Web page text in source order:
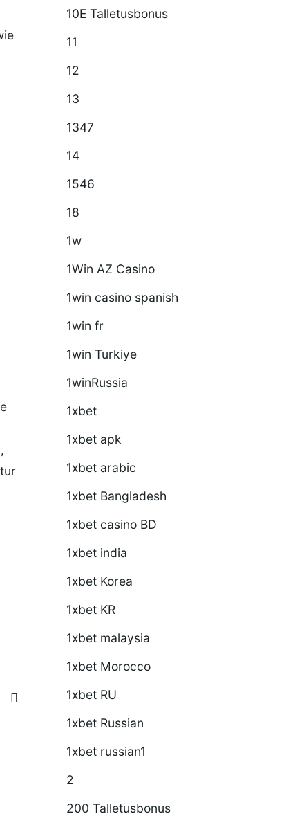
06
Aug
10E Talletusbonus
11
12
13
1347
14
1546
18
1w
1Win AZ Casino
1win casino spanish
1win fr
1win Turkiye
1winRussia
1xbet
1xbet apk
1xbet arabic
1xbet Bangladesh
1xbet casino BD
1xbet india
1xbet Korea
1xbet KR
1xbet malaysia
1xbet Morocco
1xbet RU
1xbet Russian
1xbet russian1
2
200 Talletusbonus